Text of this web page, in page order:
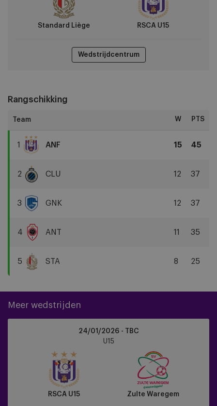
Standard Liège RSCA U15
Wedstrijdcentrum
Rangschikking
W PTS
1
U15
ANF 15 45
2
Brugge
CLU 12 37
3
Genk
GNK 12 37
4
Antwerp
ANT 11 35
5
STA 8 25
Meer wedstrijden
24/01/2026 - TBC
U15
RSCA U15 Zulte Waregem